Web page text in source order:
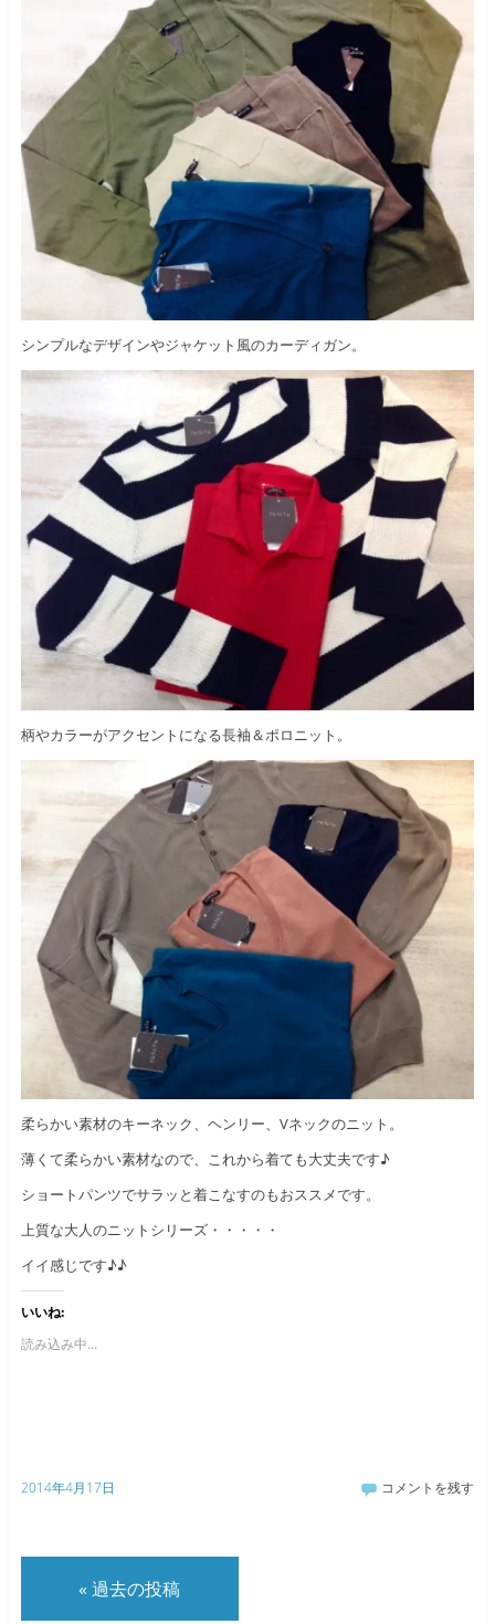
シンプルなデザインやジャケット風のカーディガン。
柄やカラーがアクセントになる長袖＆ポロニット。
柔らかい素材のキーネック、ヘンリー、Vネックのニット。
薄くて柔らかい素材なので、これから着ても大丈夫です♪
ショートパンツでサラッと着こなすのもおススメです。
上質な大人のニットシリーズ・・・・・
イイ感じです♪♪
いいね:
読み込み中...
2014年4月17日 コメントを残す
« 過去の投稿